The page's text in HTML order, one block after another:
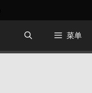
菜单